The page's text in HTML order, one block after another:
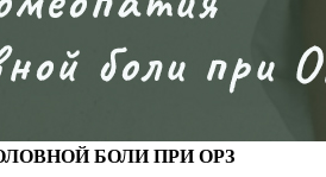
БОЛИ ПРИ ОРЗ